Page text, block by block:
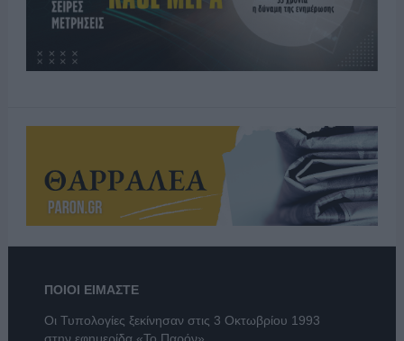
ΠΟΙΟΙ ΕΙΜΑΣΤΕ
Οι Τυπολογίες ξεκίνησαν στις 3 Οκτωβρίου 1993
στην εφημερίδα «Το Παρόν».